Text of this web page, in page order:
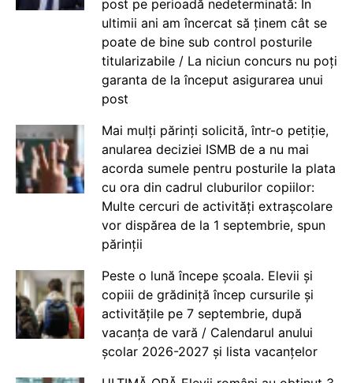
post pe perioadă nedeterminată: În
ultimii ani am încercat să ținem cât se
poate de bine sub control posturile
titularizabile / La niciun concurs nu poți
garanta de la început asigurarea unui
post
Mai mulți părinți solicită, într-o petiție,
anularea deciziei ISMB de a nu mai
acorda sumele pentru posturile la plata
cu ora din cadrul cluburilor copiilor:
Multe cercuri de activități extrașcolare
vor dispărea de la 1 septembrie, spun
părinții
Peste o lună începe școala. Elevii și
copiii de grădiniță încep cursurile și
activitățile pe 7 septembrie, după
vacanța de vară / Calendarul anului
școlar 2026-2027 și lista vacanțelor